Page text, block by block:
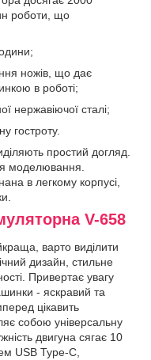
роботи, що
ножів, що дає
в роботі;
нержавіючої сталі;
гостроту.
простий догляд.
моделювання.
в легкому корпусі,
V-658
варто виділити
дизайн, стильне
Привертає увагу
- яскравий та
цікавить
собою універсальну
двигуна сягає 10
USB Type-C,